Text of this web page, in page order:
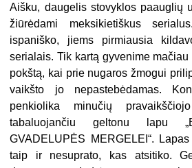
Aišku, daugelis stovyklos paauglių
žiūrėdami meksikietiškus
ispaniško, jiems pirmiausia
serialais. Tik kartą gyvenime
pokštą, kai prie nugaros žmogui
vaikšto jo nepastebėdamas.
penkiolika minučių
tabaluojančiu geltonu lapu
GVADELUPĖS MERGELEI“.
taip ir nesuprato, kas atsitiko.